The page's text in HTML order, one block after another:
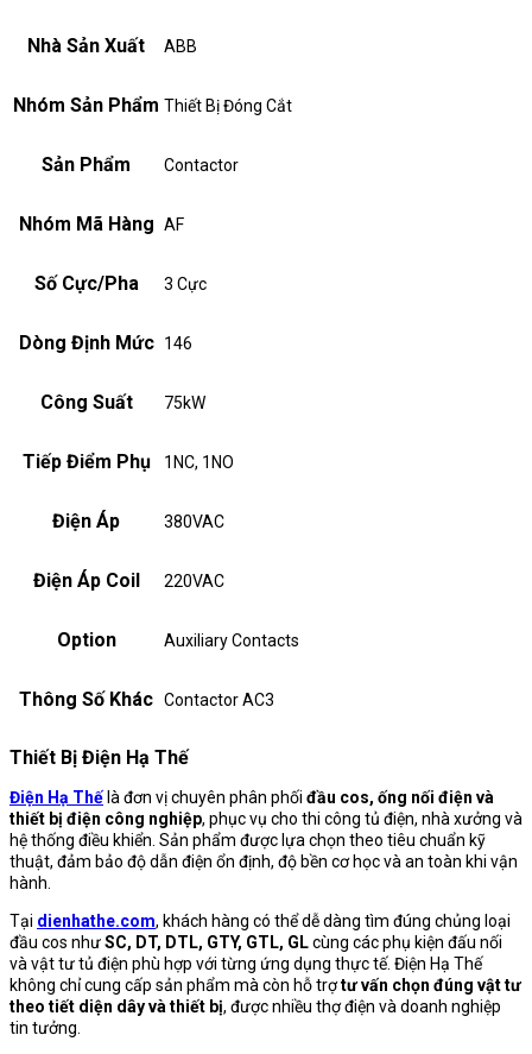
Nhà Sản Xuất ABB
Nhóm Sản Phẩm Thiết Bị Đóng Cắt
Sản Phẩm Contactor
Nhóm Mã Hàng AF
Số Cực/Pha 3 Cực
Dòng Định Mức 146
Công Suất 75kW
Tiếp Điểm Phụ 1NC, 1NO
Điện Áp 380VAC
Điện Áp Coil 220VAC
Option Auxiliary Contacts
Thông Số Khác Contactor AC3
Thiết Bị Điện Hạ Thế
Điện Hạ Thế là đơn vị chuyên phân phối đầu cos, ống nối điện và
thiết bị điện công nghiệp, phục vụ cho thi công tủ điện, nhà xưởng và
hệ thống điều khiển. Sản phẩm được lựa chọn theo tiêu chuẩn kỹ
thuật, đảm bảo độ dẫn điện ổn định, độ bền cơ học và an toàn khi vận
hành.
Tại dienhathe.com, khách hàng có thể dễ dàng tìm đúng chủng loại
đầu cos nhưSC, DT, DTL, GTY, GTL, GLcùng các phụ kiện đấu nối
và vật tư tủ điện phù hợp với từng ứng dụng thực tế. Điện Hạ Thế
không chỉ cung cấp sản phẩm mà còn hỗ trợtư vấn chọn đúng vật tư
theo tiết diện dây và thiết bị, được nhiều thợ điện và doanh nghiệp
tin tưởng.